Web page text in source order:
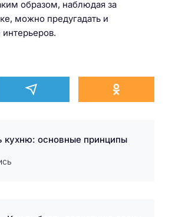
образом, наблюдая за
можно предугадать и
кухню: основные принципы